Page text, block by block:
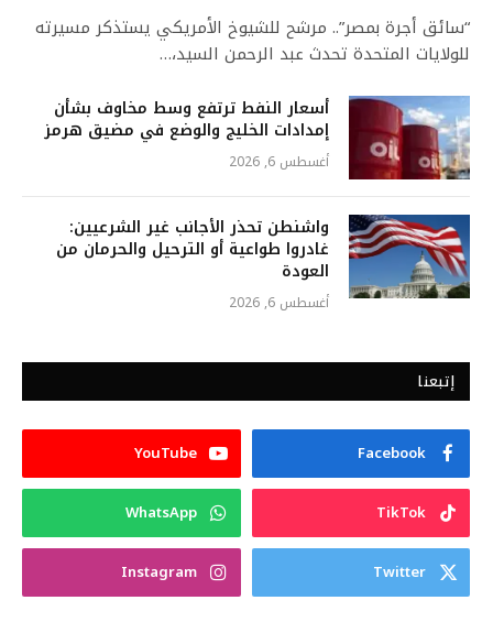
“سائق أجرة بمصر”.. مرشح للشيوخ الأمريكي يستذكر مسيرته
للولايات المتحدة تحدث عبد الرحمن السيد،…
أسعار النفط ترتفع وسط مخاوف بشأن
إمدادات الخليج والوضع في مضيق هرمز
أغسطس 6, 2026
واشنطن تحذر الأجانب غير الشرعيين:
غادروا طواعية أو الترحيل والحرمان من
العودة
أغسطس 6, 2026
إتبعنا
Facebook
YouTube
TikTok
WhatsApp
Twitter
Instagram